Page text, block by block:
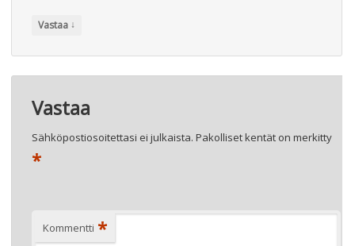
Vastaa ↓
Vastaa
Sähköpostiosoitettasi ei julkaista. Pakolliset kentät on merkitty
*
Kommentti *